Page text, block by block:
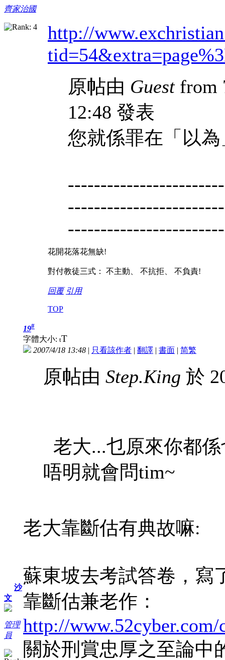
齊家治國
http://
原帖由 Guestfrom
12:48 發表
您就係罪在「以
花開花落花無缺!
對付教徒三式： 不主動、 不抗拒、 不負責!
回覆 引用
TOP
沙
文
管理
員
19#
字體大小: tT
2007/4/18 13:48 | 只看該作者 | 翻譯 | 書面 | 简繁
原帖由 Step.King 於
老大...乜原來你都
唔明就會問tim~
老大靠斷估有典故嘛:
蘇東坡去考試答卷，寫
靠斷估兼老作：
http://
關於刑賞忠厚之至論中